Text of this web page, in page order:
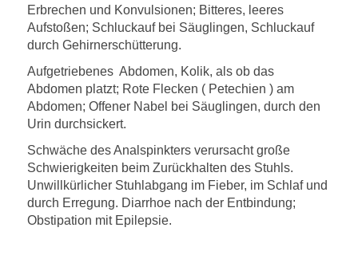
Erbrechen und Konvulsionen; Bitteres, leeres
Aufstoßen; Schluckauf bei Säuglingen, Schluckauf
durch Gehirnerschütterung.
Aufgetriebenes Abdomen, Kolik, als ob das
Abdomen platzt; Rote Flecken ( Petechien ) am
Abdomen; Offener Nabel bei Säuglingen, durch den
Urin durchsickert.
Schwäche des Analspinkters verursacht große
Schwierigkeiten beim Zurückhalten des Stuhls.
Unwillkürlicher Stuhlabgang im Fieber, im Schlaf und
durch Erregung. Diarrhoe nach der Entbindung;
Obstipation mit Epilepsie.